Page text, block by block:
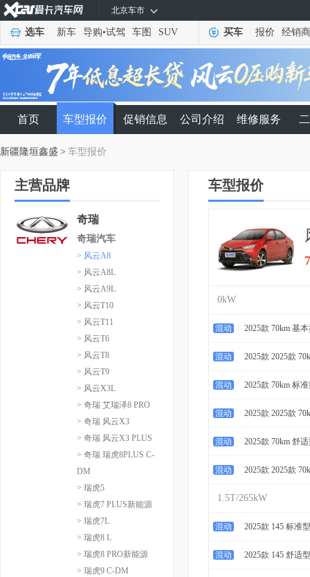
北京车市
选车 新车 导购•试驾 车图 SUV 买车 报价 经销商
首页 车型报价 促销信息 公司介绍 维修服务
新疆隆垣鑫盛 > 车型报价
主营品牌
奇瑞
奇瑞汽车
> 风云A8
> 风云A8L
> 风云A9L
> 风云T10
> 风云T11
> 风云T6
> 风云T8
> 风云T9
> 风云X3L
> 奇瑞 艾瑞泽8 PRO
> 奇瑞 风云X3
> 奇瑞 风云X3 PLUS
> 奇瑞 瑞虎8PLUS C-
DM
> 瑞虎5
> 瑞虎7 PLUS新能源
> 瑞虎7L
> 瑞虎8 L
> 瑞虎8 PRO新能源
> 瑞虎9 C-DM
车型报价
0kW
混动 2025款 70km 基
混动 2025款 2025款
混动 2025款 70km 标
混动 2025款 2025款
混动 2025款 70km 舒
混动 2025款 2025款
1.5T/265kW
混动 2025款 145 标准型
混动 2025款 145 舒适型